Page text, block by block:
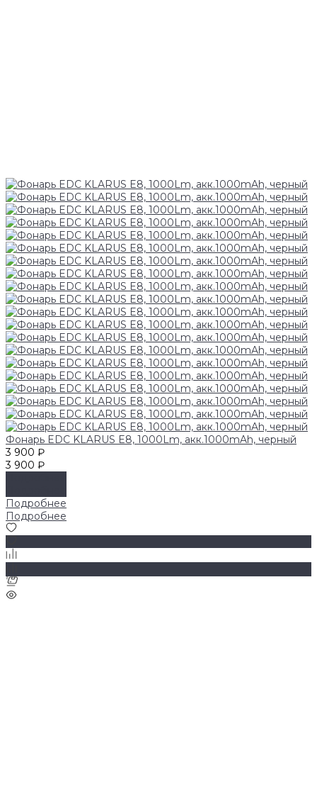
Фонарь EDC KLARUS E8, 1000Lm, акк.1000mAh, черный
3 900 ₽
3 900 ₽
Подробнее
Подробнее